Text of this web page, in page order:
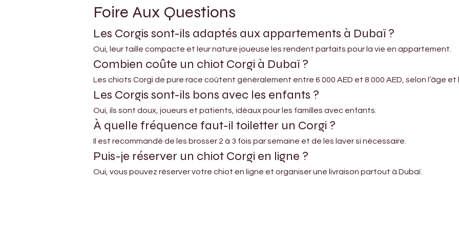
Foire Aux Questions
Les Corgis sont-ils adaptés aux appartements à Dubaï ?
Oui, leur taille compacte et leur nature joueuse les rendent parfaits pour la vie en appartement.
Combien coûte un chiot Corgi à Dubaï ?
Les chiots Corgi de pure race coûtent généralement entre 6 000 AED et 8 000 AED, selon l’âge et
Les Corgis sont-ils bons avec les enfants ?
Oui, ils sont doux, joueurs et patients, idéaux pour les familles avec enfants.
À quelle fréquence faut-il toiletter un Corgi ?
Il est recommandé de les brosser 2 à 3 fois par semaine et de les laver si nécessaire.
Puis-je réserver un chiot Corgi en ligne ?
Oui, vous pouvez réserver votre chiot en ligne et organiser une livraison partout à Dubaï.